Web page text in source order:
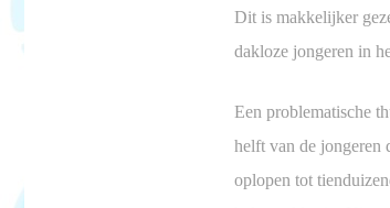
Dit is makkelijker
dakloze jongeren in
Een problematische
helft van de jongeren
oplopen tot